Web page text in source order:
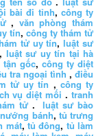
bài đi tỉnh, công ty
, văn phòng thám
tín, công ty thám tử
tử uy tín,luật sư
, luật sư uy tín tại hà
gốc, công ty diệt
tra ngoại tình ,điều
tử uy tín , công ty
vụ diệt mối .tranh
tử.luật sư bào
bánh, tủ trưng
mát, tủ đông, tủ làm